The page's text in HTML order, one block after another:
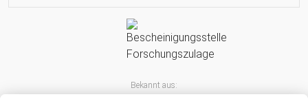
Bekannt aus: